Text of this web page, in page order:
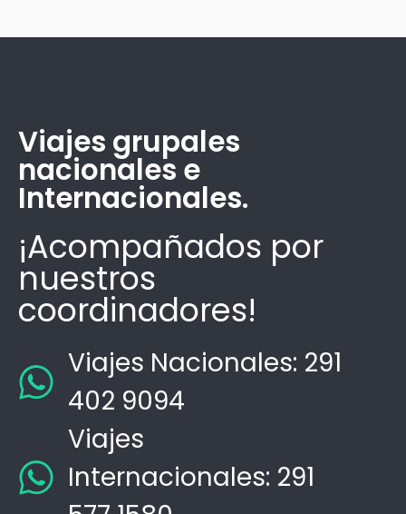
Viajes grupales
nacionales e
Internacionales.
¡Acompañados por
nuestros
coordinadores!
Viajes Nacionales: 291
402 9094
Viajes
Internacionales: 291